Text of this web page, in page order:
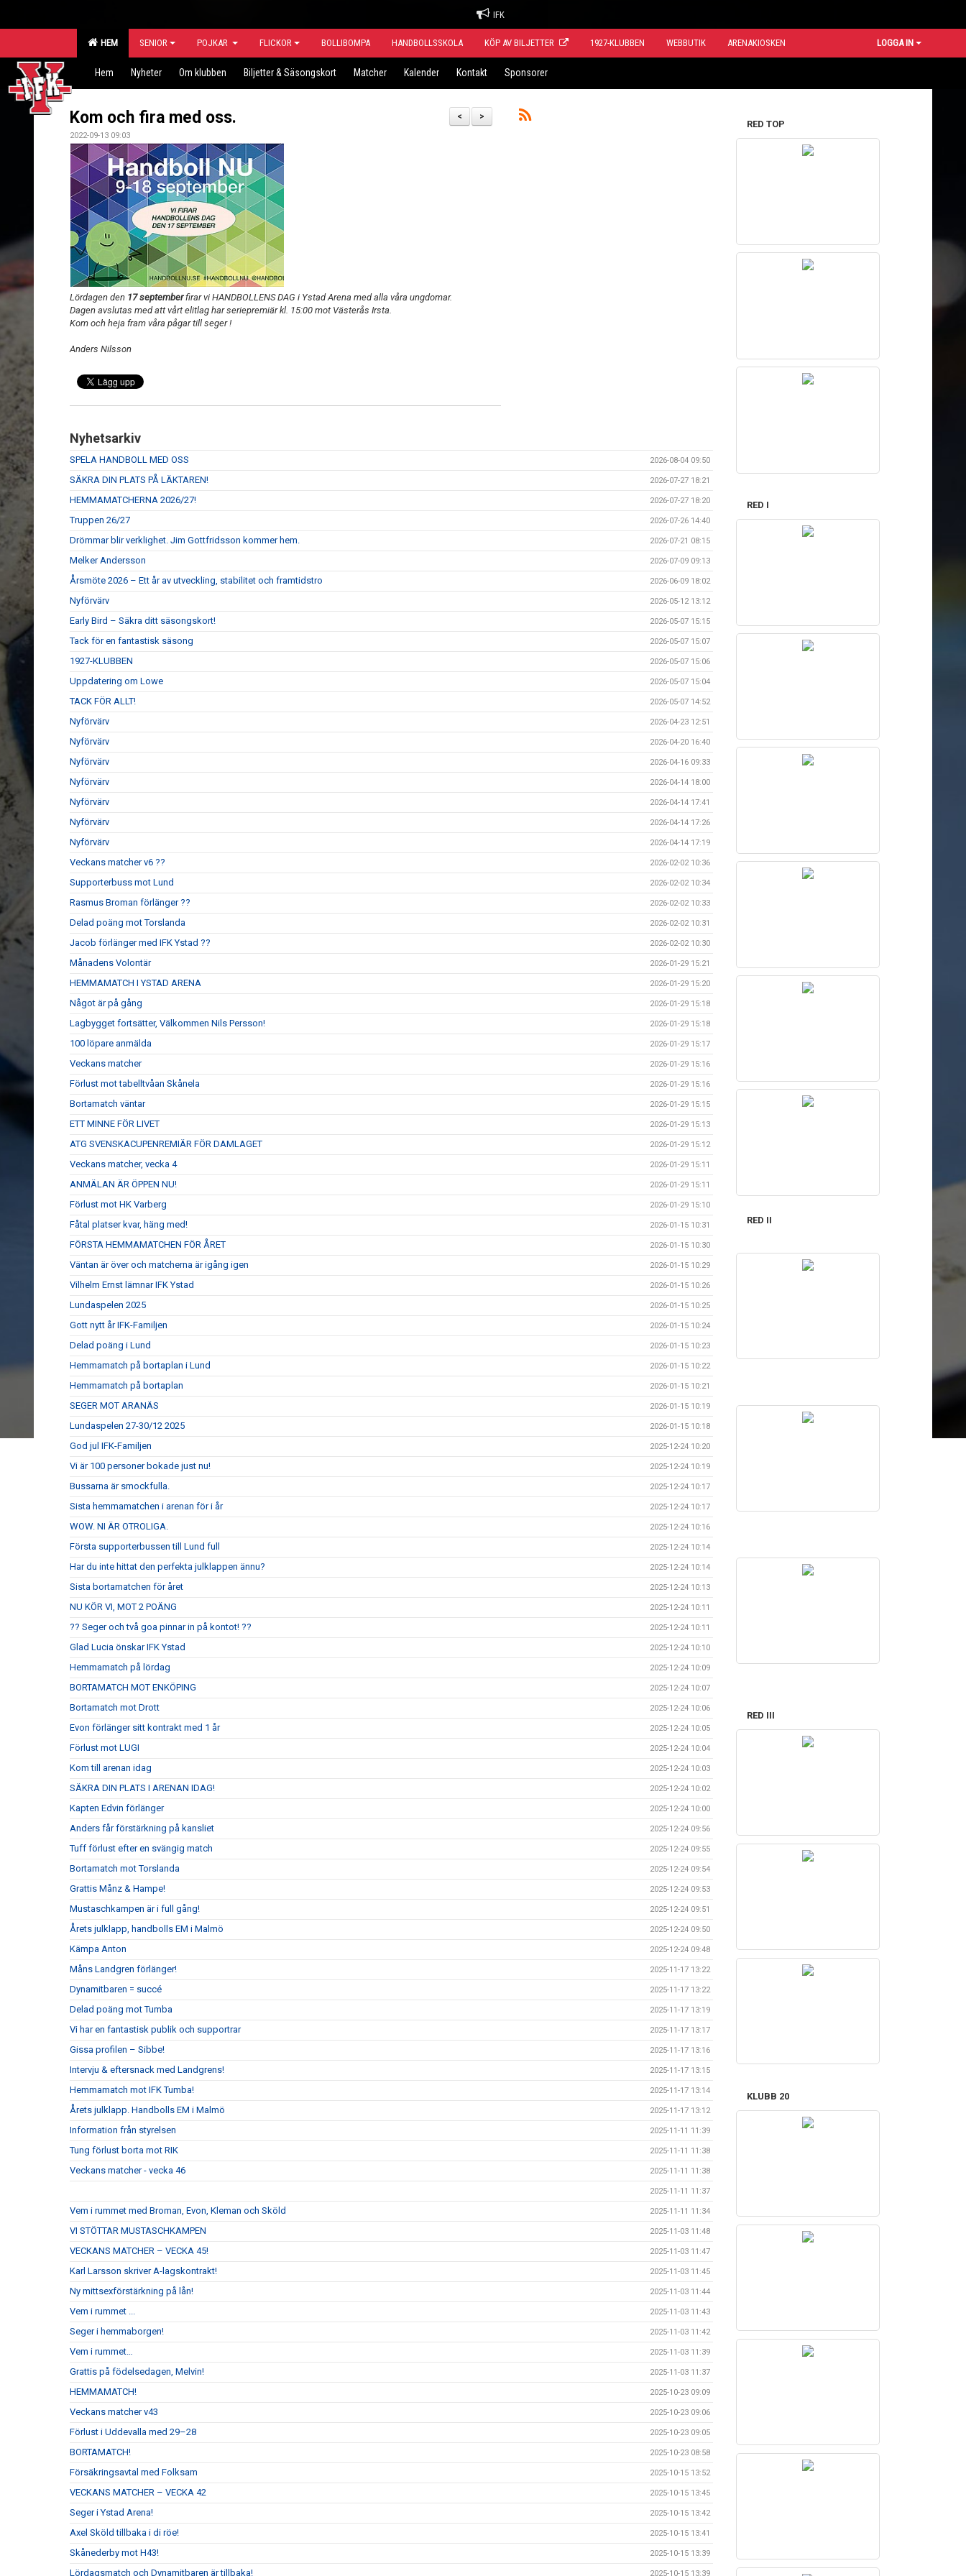
IFK
HEM SENIOR POJKAR FLICKOR BOLLIBOMPA HANDBOLLSSKOLA KÖP AV BILJETTER 1927-KLUBBEN WEBBUTIK ARENAKIOSKEN LOGGA IN
Hem Nyheter Om klubben Biljetter & Säsongskort Matcher Kalender Kontakt Sponsorer
>
<
Kom och fira med oss.
2022-09-13 09:03
Lördagen den 17 septemberfirar vi HANDBOLLENS DAG i Ystad Arena med alla våra ungdomar.
Dagen avslutas med att vårt elitlag har seriepremiär kl. 15:00 mot Västerås Irsta.
Kom och heja fram våra pågar till seger !
Anders Nilsson
Nyhetsarkiv
SPELA HANDBOLL MED OSS 2026-08-04 09:50
SÄKRA DIN PLATS PÅ LÄKTAREN! 2026-07-27 18:21
HEMMAMATCHERNA 2026/27! 2026-07-27 18:20
Truppen 26/27 2026-07-26 14:40
Drömmar blir verklighet. Jim Gottfridsson kommer hem. 2026-07-21 08:15
Melker Andersson 2026-07-09 09:13
Årsmöte 2026 – Ett år av utveckling, stabilitet och framtidstro 2026-06-09 18:02
Nyförvärv 2026-05-12 13:12
Early Bird – Säkra ditt säsongskort! 2026-05-07 15:15
Tack för en fantastisk säsong 2026-05-07 15:07
1927-KLUBBEN 2026-05-07 15:06
Uppdatering om Lowe 2026-05-07 15:04
TACK FÖR ALLT! 2026-05-07 14:52
Nyförvärv 2026-04-23 12:51
Nyförvärv 2026-04-20 16:40
Nyförvärv 2026-04-16 09:33
Nyförvärv 2026-04-14 18:00
Nyförvärv 2026-04-14 17:41
Nyförvärv 2026-04-14 17:26
Nyförvärv 2026-04-14 17:19
Veckans matcher v6 ?? 2026-02-02 10:36
Supporterbuss mot Lund 2026-02-02 10:34
Rasmus Broman förlänger ?? 2026-02-02 10:33
Delad poäng mot Torslanda 2026-02-02 10:31
Jacob förlänger med IFK Ystad ?? 2026-02-02 10:30
Månadens Volontär 2026-01-29 15:21
HEMMAMATCH I YSTAD ARENA 2026-01-29 15:20
Något är på gång 2026-01-29 15:18
Lagbygget fortsätter, Välkommen Nils Persson! 2026-01-29 15:18
100 löpare anmälda 2026-01-29 15:17
Veckans matcher 2026-01-29 15:16
Förlust mot tabelltvåan Skånela 2026-01-29 15:16
Bortamatch väntar 2026-01-29 15:15
ETT MINNE FÖR LIVET 2026-01-29 15:13
ATG SVENSKACUPENREMIÄR FÖR DAMLAGET 2026-01-29 15:12
Veckans matcher, vecka 4 2026-01-29 15:11
ANMÄLAN ÄR ÖPPEN NU! 2026-01-29 15:11
Förlust mot HK Varberg 2026-01-29 15:10
Fåtal platser kvar, häng med! 2026-01-15 10:31
FÖRSTA HEMMAMATCHEN FÖR ÅRET 2026-01-15 10:30
Väntan är över och matcherna är igång igen 2026-01-15 10:29
Vilhelm Ernst lämnar IFK Ystad 2026-01-15 10:26
Lundaspelen 2025 2026-01-15 10:25
Gott nytt år IFK-Familjen 2026-01-15 10:24
Delad poäng i Lund 2026-01-15 10:23
Hemmamatch på bortaplan i Lund 2026-01-15 10:22
Hemmamatch på bortaplan 2026-01-15 10:21
SEGER MOT ARANÄS 2026-01-15 10:19
Lundaspelen 27-30/12 2025 2026-01-15 10:18
God jul IFK-Familjen 2025-12-24 10:20
Vi är 100 personer bokade just nu! 2025-12-24 10:19
Bussarna är smockfulla. 2025-12-24 10:17
Sista hemmamatchen i arenan för i år 2025-12-24 10:17
WOW. NI ÄR OTROLIGA. 2025-12-24 10:16
Första supporterbussen till Lund full 2025-12-24 10:14
Har du inte hittat den perfekta julklappen ännu? 2025-12-24 10:14
Sista bortamatchen för året 2025-12-24 10:13
NU KÖR VI, MOT 2 POÄNG 2025-12-24 10:11
?? Seger och två goa pinnar in på kontot! ?? 2025-12-24 10:11
Glad Lucia önskar IFK Ystad 2025-12-24 10:10
Hemmamatch på lördag 2025-12-24 10:09
BORTAMATCH MOT ENKÖPING 2025-12-24 10:07
Bortamatch mot Drott 2025-12-24 10:06
Evon förlänger sitt kontrakt med 1 år 2025-12-24 10:05
Förlust mot LUGI 2025-12-24 10:04
Kom till arenan idag 2025-12-24 10:03
SÄKRA DIN PLATS I ARENAN IDAG! 2025-12-24 10:02
Kapten Edvin förlänger 2025-12-24 10:00
Anders får förstärkning på kansliet 2025-12-24 09:56
Tuff förlust efter en svängig match 2025-12-24 09:55
Bortamatch mot Torslanda 2025-12-24 09:54
Grattis Månz & Hampe! 2025-12-24 09:53
Mustaschkampen är i full gång! 2025-12-24 09:51
Årets julklapp, handbolls EM i Malmö 2025-12-24 09:50
Kämpa Anton 2025-12-24 09:48
Måns Landgren förlänger! 2025-11-17 13:22
Dynamitbaren = succé 2025-11-17 13:22
Delad poäng mot Tumba 2025-11-17 13:19
Vi har en fantastisk publik och supportrar 2025-11-17 13:17
Gissa profilen – Sibbe! 2025-11-17 13:16
Intervju & eftersnack med Landgrens! 2025-11-17 13:15
Hemmamatch mot IFK Tumba! 2025-11-17 13:14
Årets julklapp. Handbolls EM i Malmö 2025-11-17 13:12
Information från styrelsen 2025-11-11 11:39
Tung förlust borta mot RIK 2025-11-11 11:38
Veckans matcher - vecka 46 2025-11-11 11:38
2025-11-11 11:37
Vem i rummet med Broman, Evon, Kleman och Sköld 2025-11-11 11:34
VI STÖTTAR MUSTASCHKAMPEN 2025-11-03 11:48
VECKANS MATCHER – VECKA 45! 2025-11-03 11:47
Karl Larsson skriver A-lagskontrakt! 2025-11-03 11:45
Ny mittsexförstärkning på lån! 2025-11-03 11:44
Vem i rummet ... 2025-11-03 11:43
Seger i hemmaborgen! 2025-11-03 11:42
Vem i rummet… 2025-11-03 11:39
Grattis på födelsedagen, Melvin! 2025-11-03 11:37
HEMMAMATCH! 2025-10-23 09:09
Veckans matcher v43 2025-10-23 09:06
Förlust i Uddevalla med 29–28 2025-10-23 09:05
BORTAMATCH! 2025-10-23 08:58
Försäkringsavtal med Folksam 2025-10-15 13:52
VECKANS MATCHER – VECKA 42 2025-10-15 13:45
Seger i Ystad Arena! 2025-10-15 13:42
Axel Sköld tillbaka i di röe! 2025-10-15 13:41
Skånederby mot H43! 2025-10-15 13:39
Lördagsmatch och Dynamitbaren är tillbaka! 2025-10-15 13:39
RED TOP
RED I
RED II
RED III
KLUBB 20